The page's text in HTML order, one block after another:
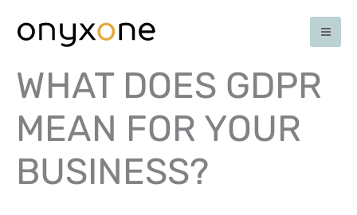
WHAT DOES GDPR
MEAN FOR YOUR
BUSINESS?